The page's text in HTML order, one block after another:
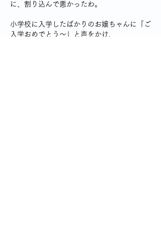
に、割り込んで悪かったわ。
小学校に入学したばかりのお嬢ちゃんに「ご
入学おめでとう～」と声をかけ、